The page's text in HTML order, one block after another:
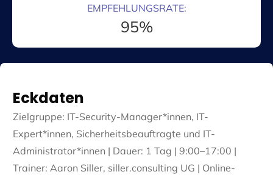
EMPFEHLUNGSRATE:
95%
Eckdaten
Zielgruppe: IT-Security-Manager*innen, IT-
Expert*innen, Sicherheitsbeauftragte und IT-
Administrator*innen | Dauer: 1 Tag | 9:00–17:00 |
Trainer: Aaron Siller, siller.consulting UG | Online-